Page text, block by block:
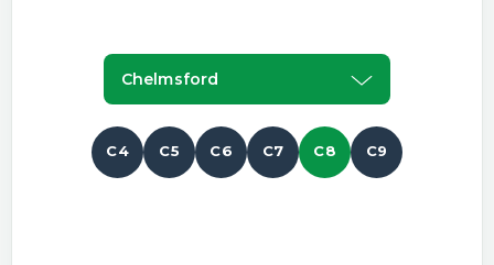
Chelmsford
C4 C5 C6 C7 C8 C9